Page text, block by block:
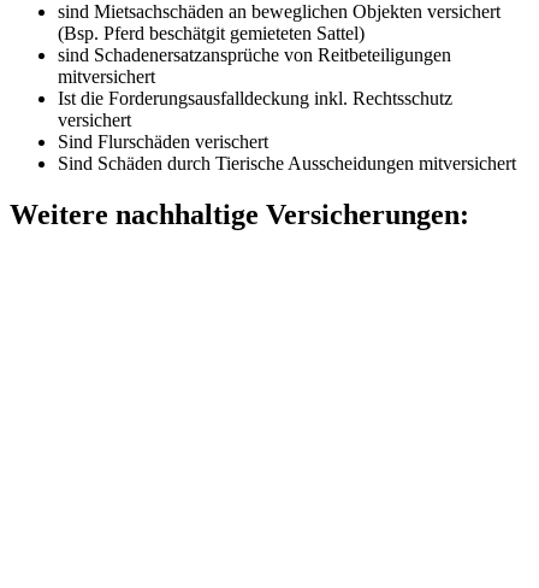
sind Mietsachschäden an beweglichen Objekten versichert
(Bsp. Pferd beschätgit gemieteten Sattel)
sind Schadenersatzansprüche von Reitbeteiligungen
mitversichert
Ist die Forderungsausfalldeckung inkl. Rechtsschutz
versichert
Sind Flurschäden verischert
Sind Schäden durch Tierische Ausscheidungen mitversichert
Weitere nachhaltige Versicherungen: